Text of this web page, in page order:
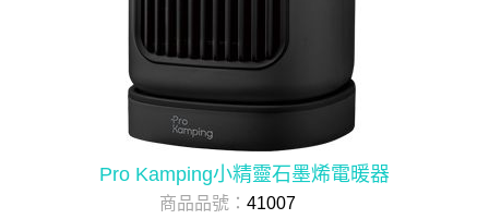
Pro Kamping小精靈石墨烯電暖器
商品品號： 41007